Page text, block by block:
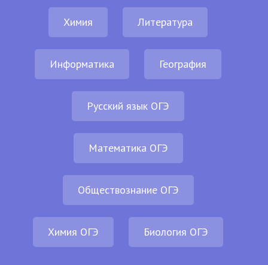
Химия Литература
Информатика География
Русский язык ОГЭ
Математика ОГЭ
Обществознание ОГЭ
Химия ОГЭ Биология ОГЭ